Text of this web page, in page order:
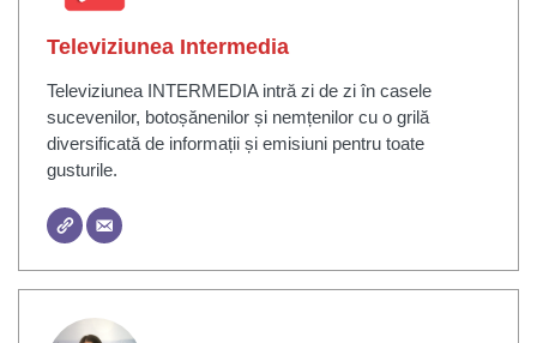
Televiziunea Intermedia
Televiziunea INTERMEDIA intră zi de zi în casele
sucevenilor, botoșănenilor și nemțenilor cu o grilă
diversificată de informații și emisiuni pentru toate
gusturile.